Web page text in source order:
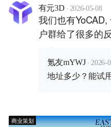
有元3D · 2026-05-08
我们也有
户群给了很多的
氪友mYWJ · 2026-
地址多少？能试
商业策划